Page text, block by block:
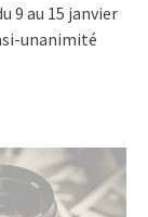
9 au 15 janvier
unanimité